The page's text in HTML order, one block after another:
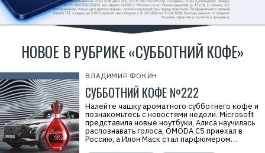
НОВОЕ В РУБРИКЕ «СУББОТНИЙ КОФЕ»
ВЛАДИМИР ФОКИН
СУББОТНИЙ КОФЕ №222
Налейте чашку ароматного субботнего кофе и
познакомьтесь с новостями недели. Microsoft
представила новые ноутбуки, Алиса научилась
распознавать голоса, OMODA C5 приехал в
Россию, а Илон Маск стал парфюмером…